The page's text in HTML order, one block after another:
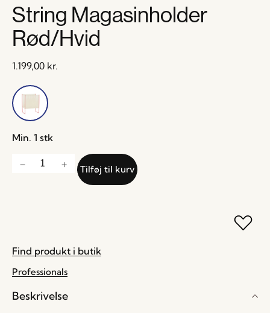
String Magasinholder
Rød/Hvid
1.199,00 kr.
Min. 1 stk
Tilføj til kurv
Find produkt i butik
Professionals
Beskrivelse